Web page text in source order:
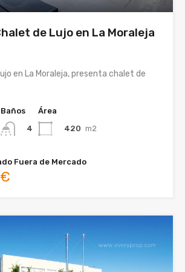
de Lujo en La Moraleja
en La Moraleja, presenta chalet de
Baños
4
Área
420 m2
Fuera de Mercado